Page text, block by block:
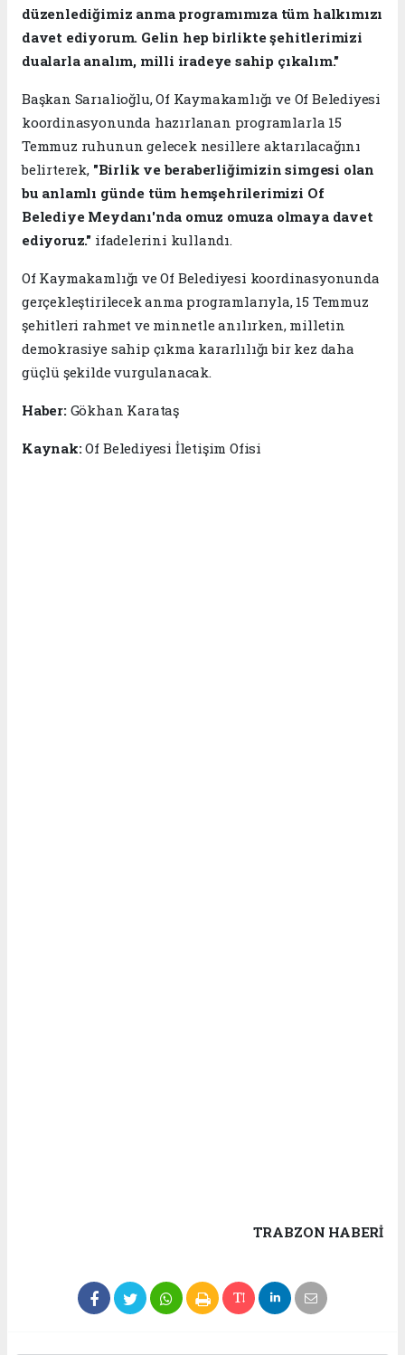
düzenlediğimiz anma programımıza tüm halkımızı
davet ediyorum. Gelin hep birlikte şehitlerimizi
dualarla analım, milli iradeye sahip çıkalım."
Başkan Sarıalioğlu, Of Kaymakamlığı ve Of Belediyesi
koordinasyonunda hazırlanan programlarla 15
Temmuz ruhunun gelecek nesillere aktarılacağını
belirterek, "Birlik ve beraberliğimizin simgesi olan
bu anlamlı günde tüm hemşehrilerimizi Of
Belediye Meydanı'nda omuz omuza olmaya davet
ediyoruz." ifadelerini kullandı.
Of Kaymakamlığı ve Of Belediyesi koordinasyonunda
gerçekleştirilecek anma programlarıyla, 15 Temmuz
şehitleri rahmet ve minnetle anılırken, milletin
demokrasiye sahip çıkma kararlılığı bir kez daha
güçlü şekilde vurgulanacak.
Haber: Gökhan Karataş
Kaynak:Of Belediyesi İletişim Ofisi
TRABZON HABERİ